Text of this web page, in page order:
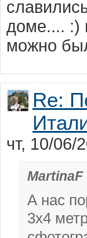
доме.... :)
можно
Re:
чт, 10/
MartinaF
А нас
3х4